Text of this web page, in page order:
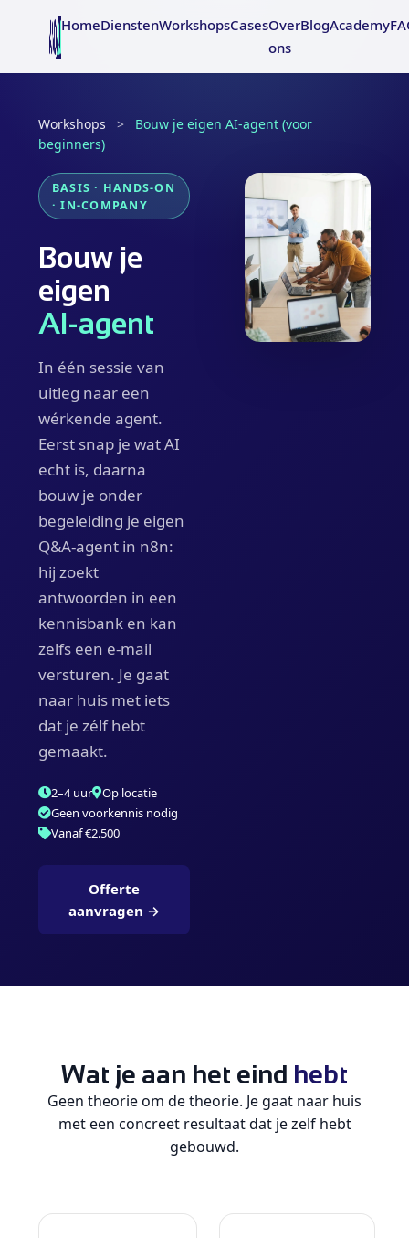
HomeDienstenWorkshopsCasesOver
ons
BlogAcademy
Workshops >
Bouw je eigen AI-agent (voor
beginners)
BASIS · HANDS-ON
· IN-COMPANY
Bouw je
eigen
AI-agent
In één sessie van
uitleg naar een
wérkende agent.
Eerst snap je wat AI
echt is, daarna
bouw je onder
begeleiding je eigen
Q&A-agent in n8n:
hij zoekt
antwoorden in een
kennisbank en kan
zelfs een e-mail
versturen. Je gaat
naar huis met iets
dat je zélf hebt
gemaakt.
2–4 uur
Op locatie
Geen voorkennis nodig
Vanaf €2.500
Offerte
aanvragen →
Wat je aan het eind hebt
Geen theorie om de theorie. Je gaat naar huis
met een concreet resultaat dat je zelf hebt
gebouwd.